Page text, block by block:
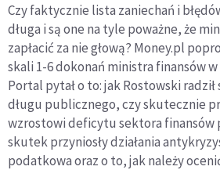
Czy faktycznie lista zaniechań i
długa i są one na tyle poważne, że
zapłacić za nie głową? Money.pl
skali 1-6 dokonań ministra finansów
Portal pytał o to: jak Rostowski
długu publicznego, czy skutecznie
wzrostowi deficytu sektora finansów
skutek przyniosły działania
podatkowa oraz o to, jak należy